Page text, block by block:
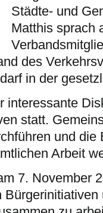
Städte- und
Matthis sprach
des
in der
interessante
statt.
und die
Arbeit
7. November